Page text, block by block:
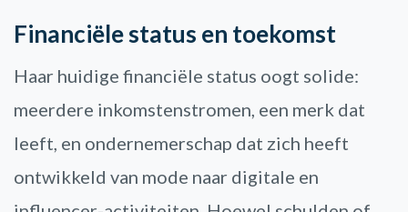
Financiële status en toekomst
Haar huidige financiële status oogt solide:
meerdere inkomstenstromen, een merk dat
leeft, en ondernemerschap dat zich heeft
ontwikkeld van mode naar digitale en